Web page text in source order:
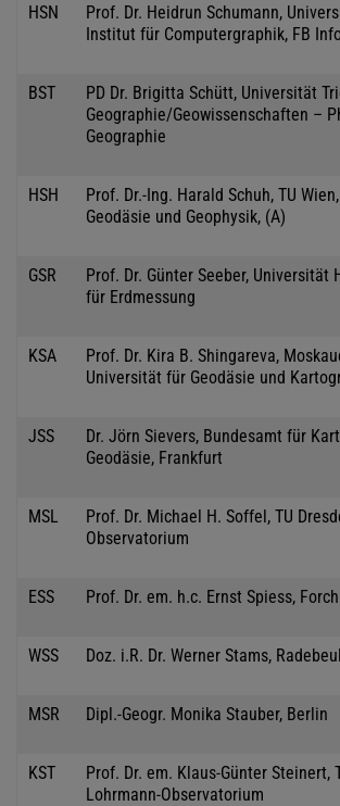
HSN
Prof. Dr. Heidrun Schumann,
Institut für Computergraphik, FB
BST
PD Dr. Brigitta Schütt, Universität
Geographie/Geowissenschaften –
Geographie
HSH
Prof. Dr.-Ing. Harald Schuh, TU
Geodäsie und Geophysik, (A)
GSR
Prof. Dr. Günter Seeber, Universität
für Erdmessung
KSA
Prof. Dr. Kira B. Shingareva,
Universität für Geodäsie und
JSS
Dr. Jörn Sievers, Bundesamt für
Geodäsie, Frankfurt
MSL
Prof. Dr. Michael H. Soffel, TU
Observatorium
ESS Prof. Dr. em. h.c. Ernst Spiess,
WSS Doz. i.R. Dr. Werner Stams, Radebeul
MSR Dipl.-Geogr. Monika Stauber, Berlin
KST
Prof. Dr. em. Klaus-Günter Steinert,
Lohrmann-Observatorium